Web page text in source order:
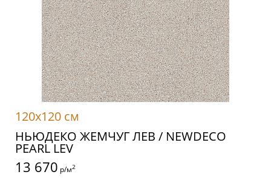
120x120 см
НЬЮДЕКО ЖЕМЧУГ ЛЕВ / NEWDECO
PEARL LEV
13 670 р/м2